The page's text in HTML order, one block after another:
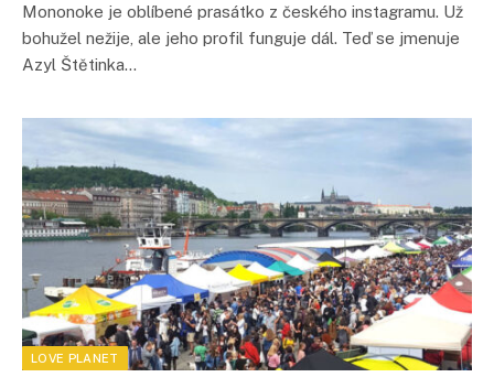
Mononoke je oblíbené prasátko z českého instagramu. Už
bohužel nežije, ale jeho profil funguje dál. Teď se jmenuje
Azyl Štětinka…
LOVE PLANET